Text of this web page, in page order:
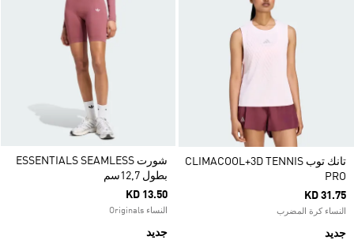
تانك توب CLIMACOOL+3D TENNIS
PRO
KD 31.75
النساء كرة المضرب
جديد
شورت ESSENTIALS SEAMLESS
بطول 12,7سم
KD 13.50
النساء Originals
جديد